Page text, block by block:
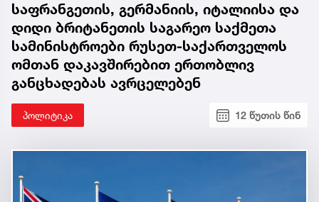
საფრანგეთის, გერმანიის, იტალიისა და
დიდი ბრიტანეთის საგარეო საქმეთა
სამინისტროები რუსეთ-საქართველოს
ომთან დაკავშირებით ერთობლივ
განცხადებას ავრცელებენ
პოლიტიკა 12 წუთის წინ